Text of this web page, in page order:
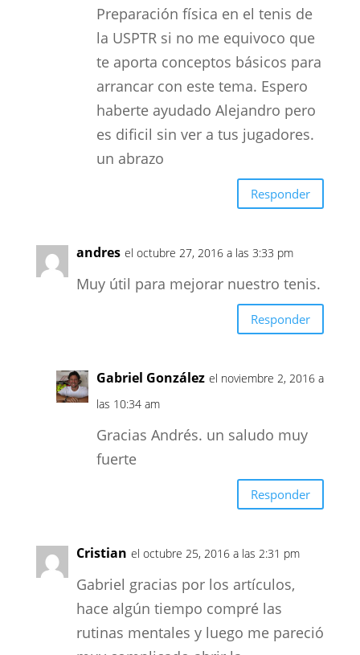
Preparación física en el tenis de
la USPTR si no me equivoco que
te aporta conceptos básicos para
arrancar con este tema. Espero
haberte ayudado Alejandro pero
es dificil sin ver a tus jugadores.
un abrazo
Responder
andres el octubre 27, 2016 a las 3:33 pm
Muy útil para mejorar nuestro tenis.
Responder
Gabriel González el noviembre 2, 2016 a
las 10:34 am
Gracias Andrés. un saludo muy
fuerte
Responder
Cristian el octubre 25, 2016 a las 2:31 pm
Gabriel gracias por los artículos,
hace algún tiempo compré las
rutinas mentales y luego me pareció